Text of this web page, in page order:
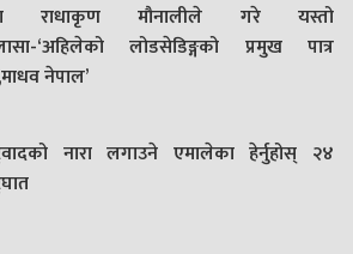
राधाकृण मौनालीले गरे यस्तो
‘अहिलेको लोडसेडिङ्गको प्रमुख पात्र
नेपाल’
नारा लगाउने एमालेका हेर्नुहोस् २४